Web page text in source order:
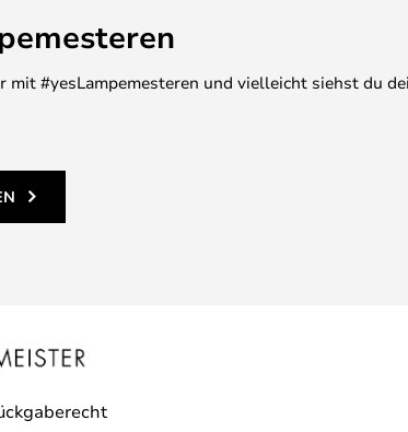
mit #yesLampemesteren und vielleicht siehst du